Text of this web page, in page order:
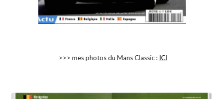
>>> mes photos du Mans Classic : ICI